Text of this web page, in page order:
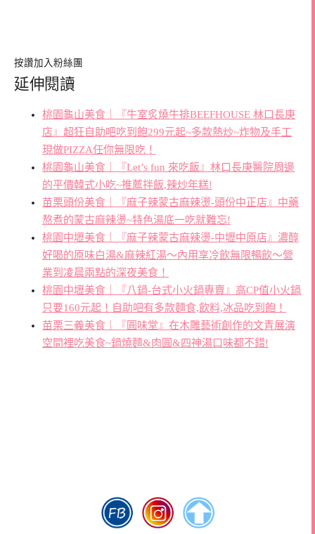
按讚加入粉絲團
延伸閱讀
桃園龜山美食｜『牛室炙燒牛排BEEFHOUSE 林口長庚
店』超狂自助吧吃到飽299元起~多款熱炒~炸物及手工
現做PIZZA任你無限吃！
桃園龜山美食｜『Let’s fun 來吃飯』林口長庚醫院周邊
的平價韓式小吃~推薦拌飯,辣炒年糕!
苗栗頭份美食｜『麻子辣蒙古麻辣燙-頭份中正店』中藥
熬煮的蒙古麻辣燙~特色湯底一吃就難忘!
桃園中壢美食｜『麻子辣蒙古麻辣燙-中壢中原店』濃醇
好喝的原味白湯&麻辣紅湯～內用享冷飲無限暢飲～營
業到凌晨兩點的深夜美食！
桃園中壢美食｜『八鍋-台式小火鍋專賣』高CP值小火鍋
只要160元起！自助吧有多款麵食,飲料,冰品吃到飽！
苗栗三義美食｜『圓味堂』在木雕藝術創作的文青展演
空間裡吃美食~鍋燒麵&肉圓&四神湯口味都不錯!